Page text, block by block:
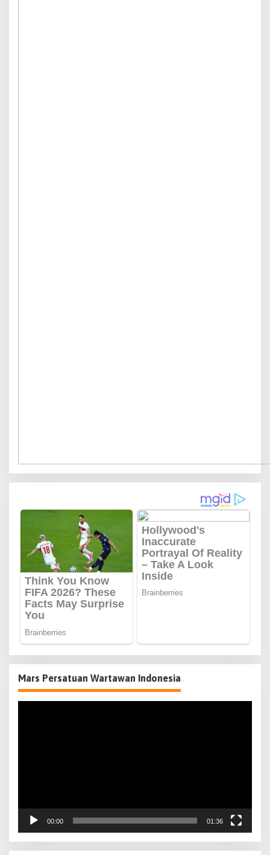
Mars Persatuan Wartawan Indonesia
00:00 01:36